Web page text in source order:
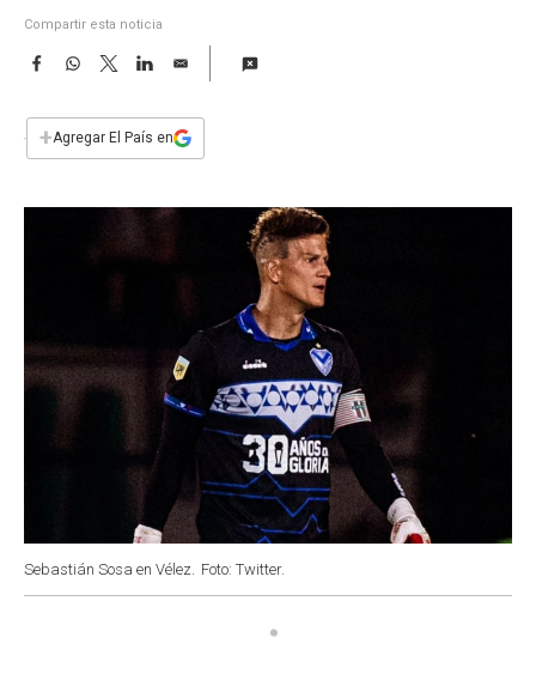
Compartir esta noticia
F
e
b
W
s
T
w
t
L
n
E
i
l
+Agregar El País en
Sebastián Sosa en Vélez. Foto: Twitter.